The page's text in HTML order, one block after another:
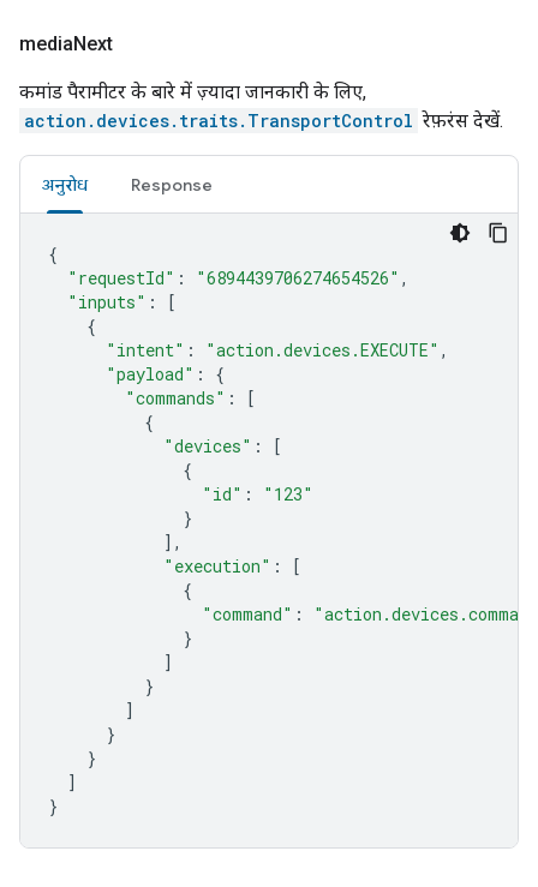
mediaNext
कमांड पैरामीटर के बारे में ज़्यादा जानकारी के लिए,
action.devices.traits.TransportControl रेफ़रंस देखें.
अनुरोध Response
{
"requestId" : "6894439706274654526" ,
"inputs" :
[
{
"intent" : "action.devices.EXECUTE" ,
"payload" :
{
"commands" :
[
{
"devices" :
[
{
"id" :
"123"
}
],
"execution" :
[
{
"command" :
}
]
}
]
}
}
]
}